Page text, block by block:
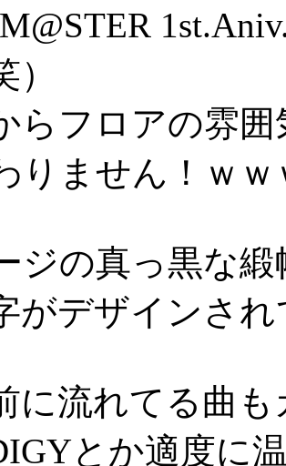
らフロアの雰
りません！ｗｗ
ジの真っ黒な
がデザインさ
に流れてる曲
とか適度に